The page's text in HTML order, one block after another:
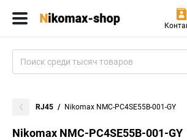
RJ45 Nikomax NMC-PC4SE55B-001-GY
Nikomax NMC-PC4SE55B-001-GY